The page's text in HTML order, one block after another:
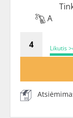
A
Likutis